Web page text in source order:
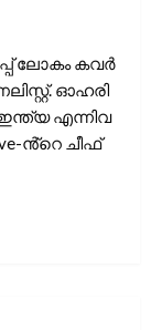
ലോകം കവർ
ഓഹരി
ഇന്ത്യ എന്നിവ
ൻ്റെ ചീഫ്